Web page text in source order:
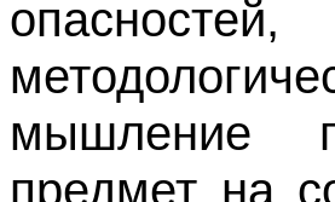
мышление
предмет на